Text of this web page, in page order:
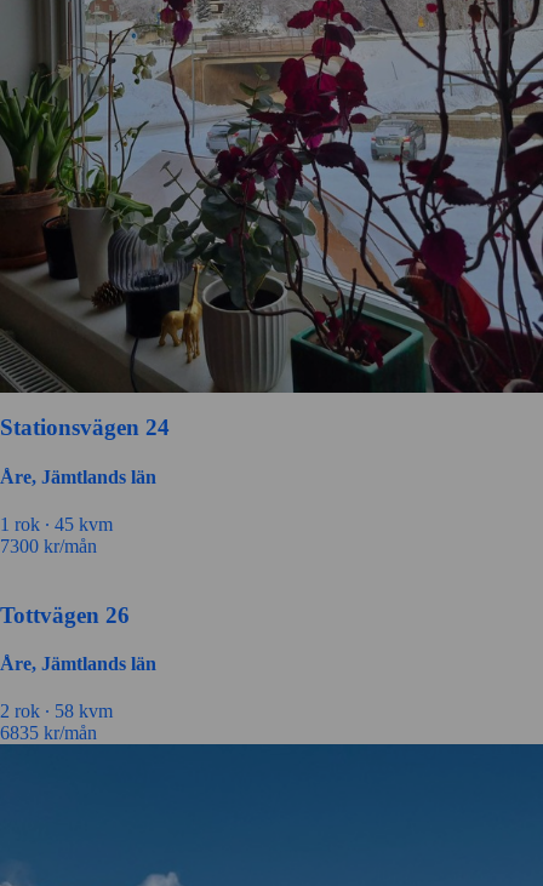
Stationsvägen 24
Åre, Jämtlands län
1 rok ∙ 45 kvm
7300 kr/mån
Tottvägen 26
Åre, Jämtlands län
2 rok ∙ 58 kvm
6835 kr/mån